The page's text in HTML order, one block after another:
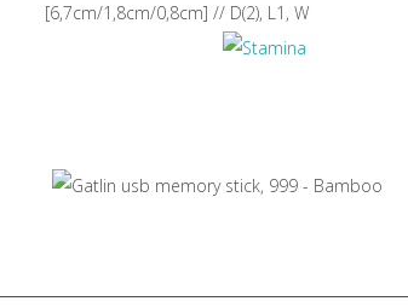
[6,7cm/1,8cm/0,8cm] // D(2), L1, W